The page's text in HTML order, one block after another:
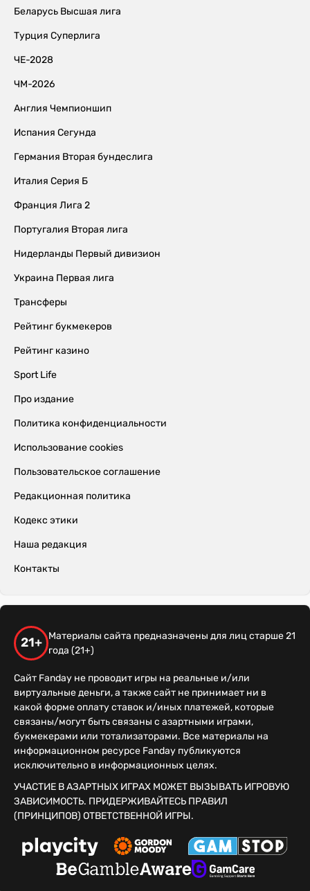
Беларусь Высшая лига
Турция Суперлига
ЧЕ-2028
ЧМ-2026
Англия Чемпионшип
Испания Сегунда
Германия Вторая бундеслига
Италия Серия Б
Франция Лига 2
Португалия Вторая лига
Нидерланды Первый дивизион
Украина Первая лига
Трансферы
Рейтинг букмекеров
Рейтинг казино
Sport Life
Про издание
Политика конфиденциальности
Использование cookies
Пользовательское соглашение
Редакционная политика
Кодекс этики
Наша редакция
Контакты
21+
Материалы сайта предназначены для лиц старше 21
года (21+)
Сайт Fanday не проводит игры на реальные и/или
виртуальные деньги, а также сайт не принимает ни в
какой форме оплату ставок и/иных платежей, которые
связаны/могут быть связаны с азартными играми,
букмекерами или тотализаторами. Все материалы на
информационном ресурсе Fanday публикуются
исключительно в информационных целях.
УЧАСТИЕ В АЗАРТНЫХ ИГРАХ МОЖЕТ ВЫЗЫВАТЬ ИГРОВУЮ
ЗАВИСИМОСТЬ. ПРИДЕРЖИВАЙТЕСЬ ПРАВИЛ
(ПРИНЦИПОВ) ОТВЕТСТВЕННОЙ ИГРЫ.